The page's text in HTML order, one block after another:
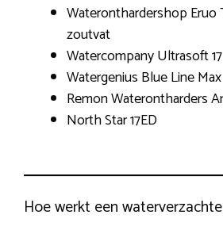
Wateronthardershop Eruo
zoutvat
Watercompany Ultrasoft 17
Watergenius Blue Line Max
Remon Waterontharders
North Star 17ED
Hoe werkt een